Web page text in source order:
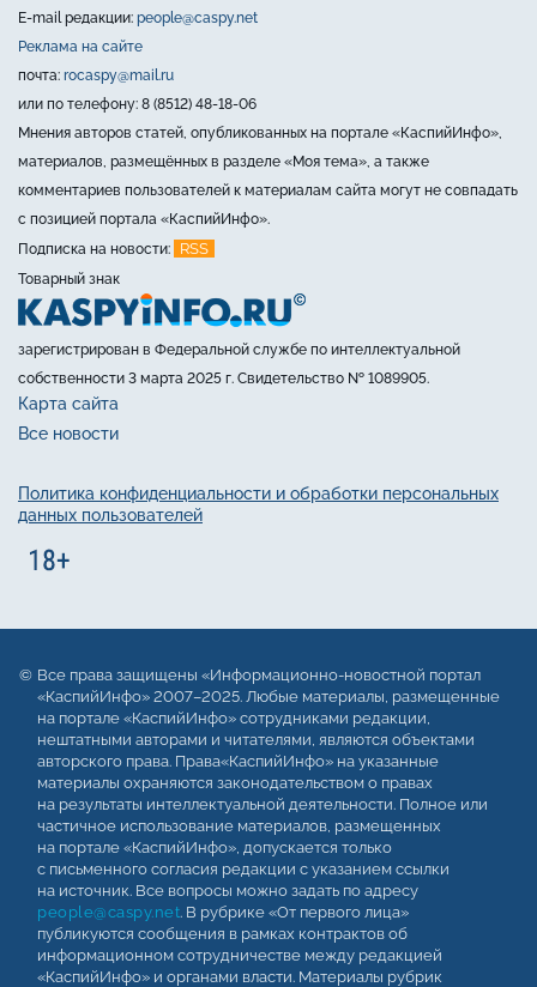
E-mail редакции: people@caspy.net
Реклама на сайте
почта: rocaspy@mail.ru
или по телефону: 8 (8512) 48-18-06
Мнения авторов статей, опубликованных на портале «КаспийИнфо»,
материалов, размещённых в разделе «Моя тема», а также
комментариев пользователей к материалам сайта могут не совпадать
с позицией портала «КаспийИнфо».
Подписка на новости:
RSS
Товарный знак
зарегистрирован в Федеральной службе по интеллектуальной
собственности 3 марта 2025 г. Свидетельство № 1089905.
Карта сайта
Все новости
Политика конфиденциальности и обработки персональных
данных пользователей
Все права защищены «Информационно-новостной портал
«КаспийИнфо» 2007–2025. Любые материалы, размещенные
на портале «КаспийИнфо» сотрудниками редакции,
нештатными авторами и читателями, являются объектами
авторского права. Права«КаспийИнфо» на указанные
материалы охраняются законодательством о правах
на результаты интеллектуальной деятельности. Полное или
частичное использование материалов, размещенных
на портале «КаспийИнфо», допускается только
с письменного согласия редакции с указанием ссылки
на источник. Все вопросы можно задать по адресу
people@caspy.net. В рубрике «От первого лица»
публикуются сообщения в рамках контрактов об
информационном сотрудничестве между редакцией
«КаспийИнфо» и органами власти. Материалы рубрик